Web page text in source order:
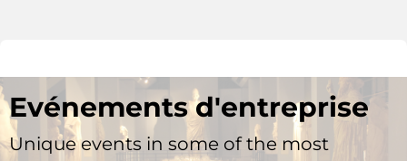
Evénements d'entreprise
Unique events in some of the most